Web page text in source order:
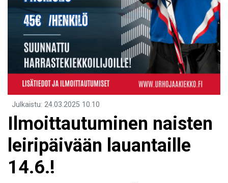
Julkaistu: 24.03.2025 10.10
Ilmoittautuminen naisten
leiripäivään lauantaille
14.6.!